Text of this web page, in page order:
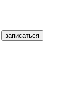
записаться